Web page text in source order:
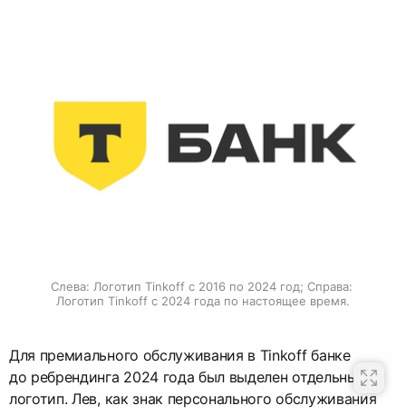
Слева: Логотип Tinkoff с 2016 по 2024 год; Справа:
Логотип Tinkoff с 2024 года по настоящее время.
Для премиального обслуживания в Tinkoff банке
до ребрендинга 2024 года был выделен отдельный
логотип. Лев, как знак персонального обслуживания